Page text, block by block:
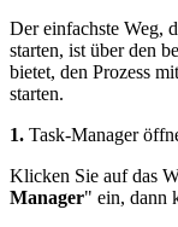
Der einfachste Weg,
starten, ist über den
bietet, den Prozess
starten.
1. Task-Manager
Klicken Sie auf das
Manager" ein, dann